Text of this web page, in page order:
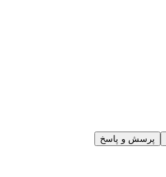
پرسش و پاسخ